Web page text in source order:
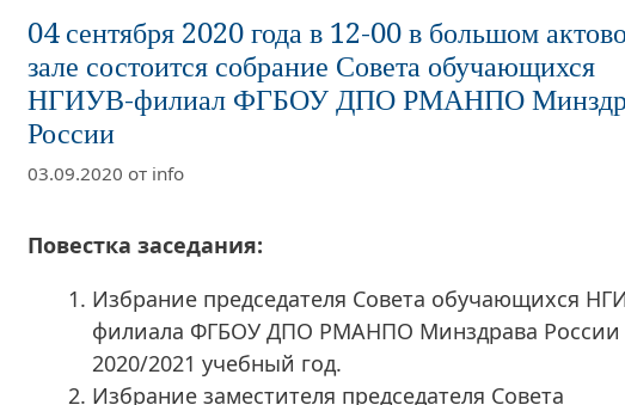
04 сентября 2020 года в 12-00 в большом
зале состоится собрание Совета обучающихся
НГИУВ-филиал ФГБОУ ДПО РМАНПО
России
03.09.2020 от info
Повестка заседания:
Избрание председателя Совета обучающихся
филиала ФГБОУ ДПО РМАНПО Минздрава России
2020/2021 учебный год.
Избрание заместителя председателя Совета